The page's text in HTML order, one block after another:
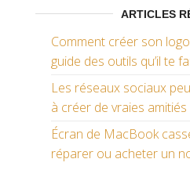
ARTICLES
Comment créer son
guide des outils qu’il te
Les réseaux sociaux
à créer de vraies amitiés
Écran de MacBook
réparer ou acheter un